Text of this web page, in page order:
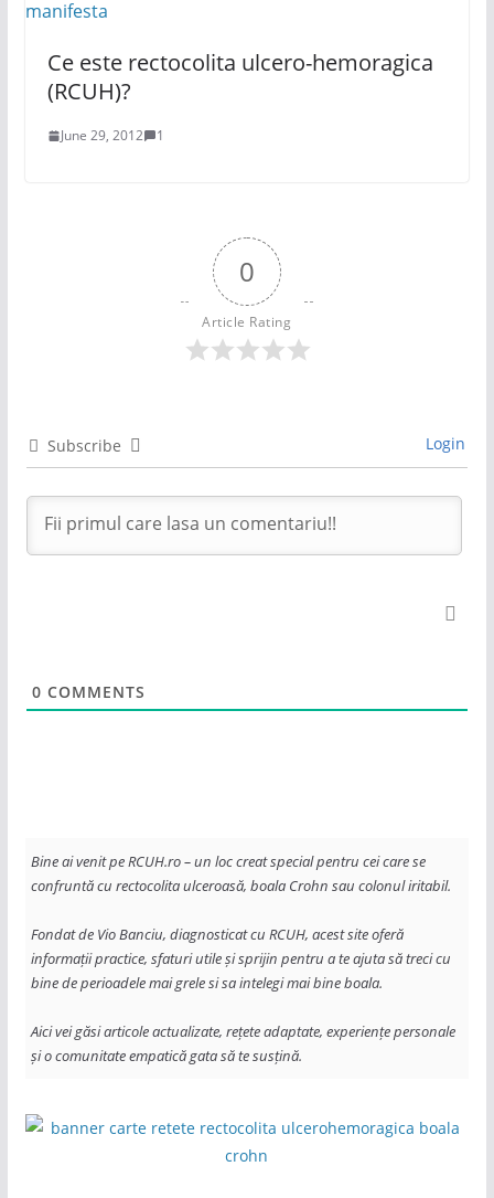
Ce este rectocolita ulcero-hemoragica
(RCUH)?
June 29, 2012 1
0
Article Rating
Subscribe Login
0 COMMENTS
Bine ai venit pe RCUH.ro – un loc creat special pentru cei care se
confruntă cu rectocolita ulceroasă, boala Crohn sau colonul iritabil.
Fondat de Vio Banciu, diagnosticat cu RCUH, acest site oferă
informații practice, sfaturi utile și sprijin pentru a te ajuta să treci cu
bine de perioadele mai grele si sa intelegi mai bine boala.
Aici vei găsi articole actualizate, rețete adaptate, experiențe personale
și o comunitate empatică gata să te susțină.